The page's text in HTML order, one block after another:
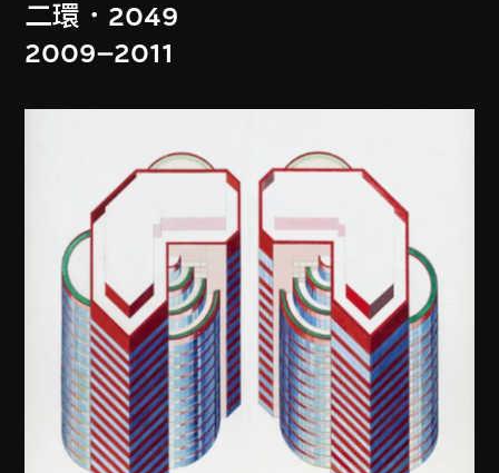
二環．2049
2009–2011